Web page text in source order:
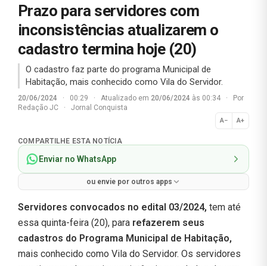
Prazo para servidores com
inconsistências atualizarem o
cadastro termina hoje (20)
O cadastro faz parte do programa Municipal de
Habitação, mais conhecido como Vila do Servidor.
20/06/2024 · 00:29 · Atualizado em 20/06/2024 às 00:34 ·
Por
Redação JC
· Jornal Conquista
A− A+
Normal
COMPARTILHE ESTA NOTÍCIA
Enviar no WhatsApp
ou envie por outros apps
Servidores convocados no edital 03/2024, tem até
essa quinta-feira (20), para refazerem seus
cadastros do Programa Municipal de Habitação,
mais conhecido como Vila do Servidor. Os servidores